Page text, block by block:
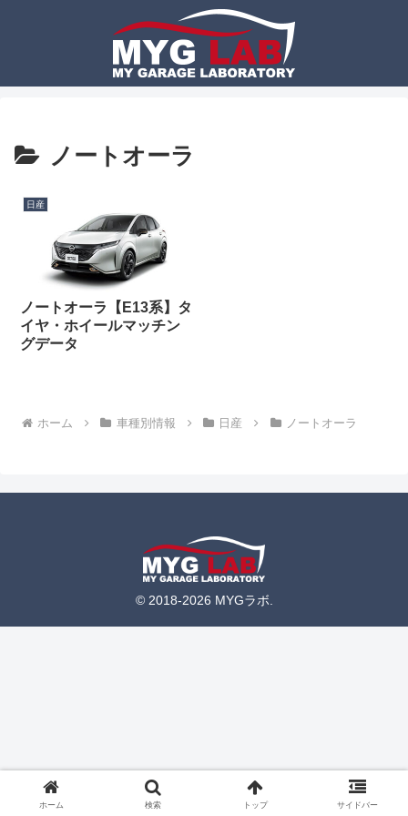
ノートオーラ
日産
ノートオーラ【E13系】タ
イヤ・ホイールマッチン
グデータ
ホーム 車種別情報 日産 ノートオーラ
© 2018-2026 MYGラボ.
ホーム 検索 トップ サイドバー